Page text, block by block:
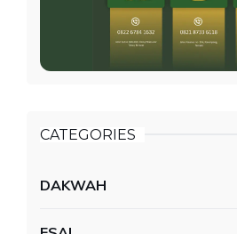
CATEGORIES
DAKWAH